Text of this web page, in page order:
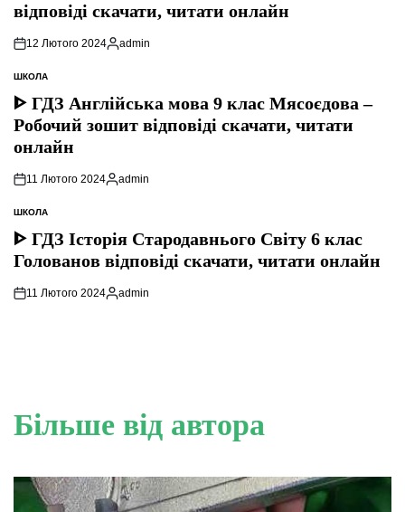
відповіді скачати, читати онлайн
12 Лютого 2024
Опубліковано
admin
ОПУБЛІКУВАТИ
У
ШКОЛА
ᐈ ГДЗ Англійська мова 9 клас Мясоєдова –
Робочий зошит відповіді скачати, читати
онлайн
11 Лютого 2024
Опубліковано
admin
ОПУБЛІКУВАТИ
У
ШКОЛА
ᐈ ГДЗ Історія Стародавнього Свiту 6 клас
Голованов відповіді скачати, читати онлайн
11 Лютого 2024
Опубліковано
admin
Більше від автора